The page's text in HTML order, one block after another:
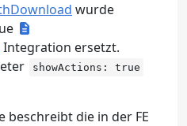
wurde
Integration ersetzt.
showActions: true
beschreibt die in der FE